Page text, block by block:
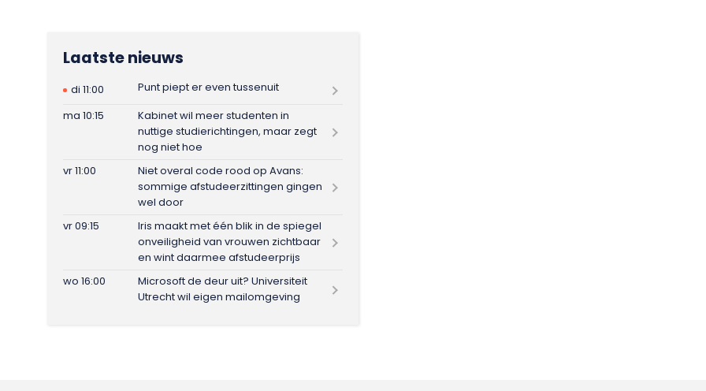
Laatste nieuws
di 11:00
Punt piept er even tussenuit
ma 10:15
Kabinet wil meer studenten in
nuttige studierichtingen, maar zegt
nog niet hoe
vr 11:00
Niet overal code rood op Avans:
sommige afstudeerzittingen gingen
wel door
vr 09:15
Iris maakt met één blik in de spiegel
onveiligheid van vrouwen zichtbaar
en wint daarmee afstudeerprijs
wo 16:00
Microsoft de deur uit? Universiteit
Utrecht wil eigen mailomgeving